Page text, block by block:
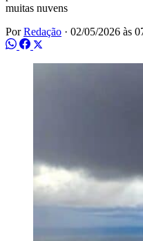
muitas nuvens
PorRedação · 02/05/2026 às